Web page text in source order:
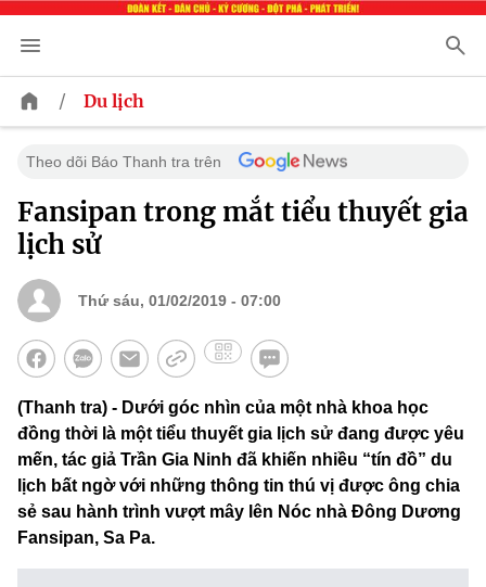
/ Du lịch
Theo dõi Báo Thanh tra trên
Fansipan trong mắt tiểu thuyết gia
lịch sử
Thứ sáu, 01/02/2019 - 07:00
(Thanh tra) - Dưới góc nhìn của một nhà khoa học
đồng thời là một tiểu thuyết gia lịch sử đang được yêu
mến, tác giả Trần Gia Ninh đã khiến nhiều “tín đồ” du
lịch bất ngờ với những thông tin thú vị được ông chia
sẻ sau hành trình vượt mây lên Nóc nhà Đông Dương
Fansipan, Sa Pa.